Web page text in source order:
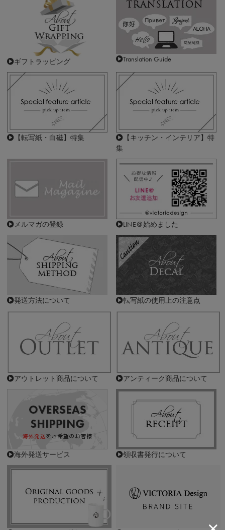
ギフトラッピング Translation Guide
【転写紙・白磁】特集
【キッチン・インテリア】特
集
メルマガの登録 LINE＠始めました
発送方法について 転写紙の使用上の注意点
アウトレット商品について アンティーク商品について
海外発送サービス 領収書発行について